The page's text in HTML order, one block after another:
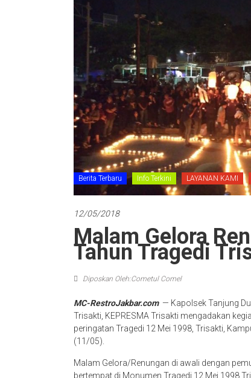
Berita Terbaru Info Terkini LAYANAN KAMI
12/05/2018
Malam Gelora
Tahun Tragedi
Diposkan Oleh:Cometul Comel
MC-RestroJakbar.com — Kapolsek Tanjung
Trisakti, KEPRESMA Trisakti mengadakan
peringatan Tragedi 12 Mei 1998, Trisakti,
(11/05).
Malam Gelora/Renungan di awali dengan
bertempat di Monumen Tragedi 12 Mei 1998